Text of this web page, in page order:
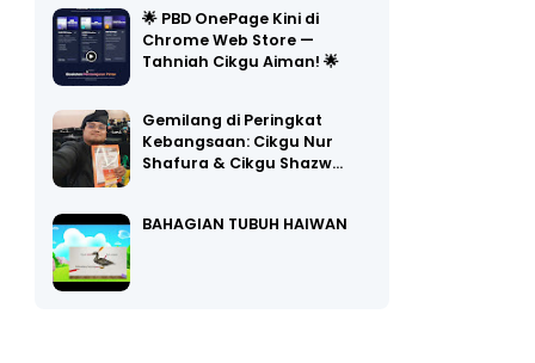
🌟 PBD OnePage Kini di
Chrome Web Store —
Tahniah Cikgu Aiman! 🌟
Gemilang di Peringkat
Kebangsaan: Cikgu Nur
Shafura & Cikgu Shazw…
BAHAGIAN TUBUH HAIWAN